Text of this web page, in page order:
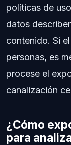
políticas de
datos
contenido. Si
personas, es
procese el
canalización
¿Cómo
para